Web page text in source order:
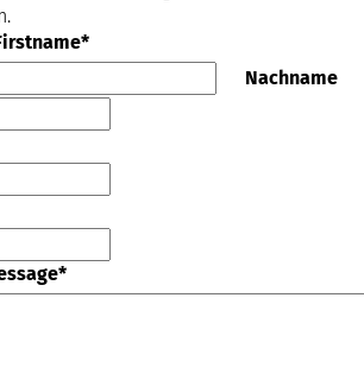
*
Nachname
*